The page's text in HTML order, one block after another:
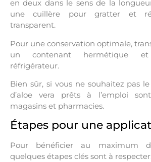
en deux dans le sens de la
une cuillère pour gratter et
transparent.
Pour une conservation optimale,
un contenant hermétique
réfrigérateur.
Bien sûr, si vous ne souhaitez pas
d’aloe vera prêts à l’emploi
magasins et pharmacies.
Étapes pour une
Pour bénéficier au maximum
quelques étapes clés sont à